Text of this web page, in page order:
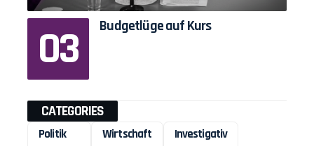
Budgetlüge auf Kurs
CATEGORIES
Politik Wirtschaft Investigativ